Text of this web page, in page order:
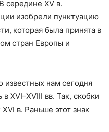
середине XV в.
изобрели пунктуацию
которая была принята в
стран Европы и
известных нам сегодня
XVI–XVIII вв. Так, скобки
в. Раньше этот знак